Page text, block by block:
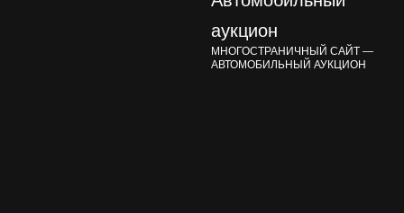
МНОГОСТРАНИЧНЫЙ САЙТ —
АВТОМОБИЛЬНЫЙ АУКЦИОН